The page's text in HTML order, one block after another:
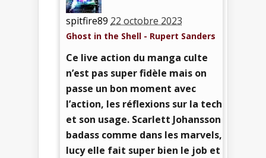
spitfire89 22 octobre 2023
Ghost in the Shell - Rupert Sanders
Ce live action du manga culte
n’est pas super fidèle mais on
passe un bon moment avec
l’action, les réflexions sur la tech
et son usage. Scarlett Johansson
badass comme dans les marvels,
lucy elle fait super bien le job et